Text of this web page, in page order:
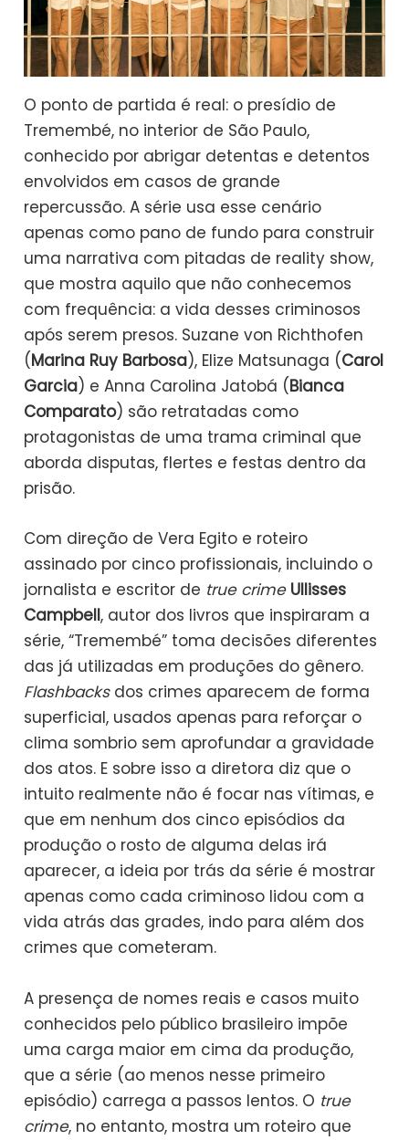
O ponto de partida é real: o presídio de
Tremembé, no interior de São Paulo,
conhecido por abrigar detentas e detentos
envolvidos em casos de grande
repercussão. A série usa esse cenário
apenas como pano de fundo para construir
uma narrativa com pitadas de reality show,
que mostra aquilo que não conhecemos
com frequência: a vida desses criminosos
após serem presos. Suzane von Richthofen
(Marina Ruy Barbosa), Elize Matsunaga (Carol
Garcia) e Anna Carolina Jatobá (Bianca
Comparato) são retratadas como
protagonistas de uma trama criminal que
aborda disputas, flertes e festas dentro da
prisão.
Com direção de Vera Egito e roteiro
assinado por cinco profissionais, incluindo o
jornalista e escritor de true crimeUllisses
Campbell, autor dos livros que inspiraram a
série, “Tremembé” toma decisões diferentes
das já utilizadas em produções do gênero.
Flashbacksdos crimes aparecem de forma
superficial, usados apenas para reforçar o
clima sombrio sem aprofundar a gravidade
dos atos. E sobre isso a diretora diz que o
intuito realmente não é focar nas vítimas, e
que em nenhum dos cinco episódios da
produção o rosto de alguma delas irá
aparecer, a ideia por trás da série é mostrar
apenas como cada criminoso lidou com a
vida atrás das grades, indo para além dos
crimes que cometeram.
A presença de nomes reais e casos muito
conhecidos pelo público brasileiro impõe
uma carga maior em cima da produção,
que a série (ao menos nesse primeiro
episódio) carrega a passos lentos. O true
crime, no entanto, mostra um roteiro que